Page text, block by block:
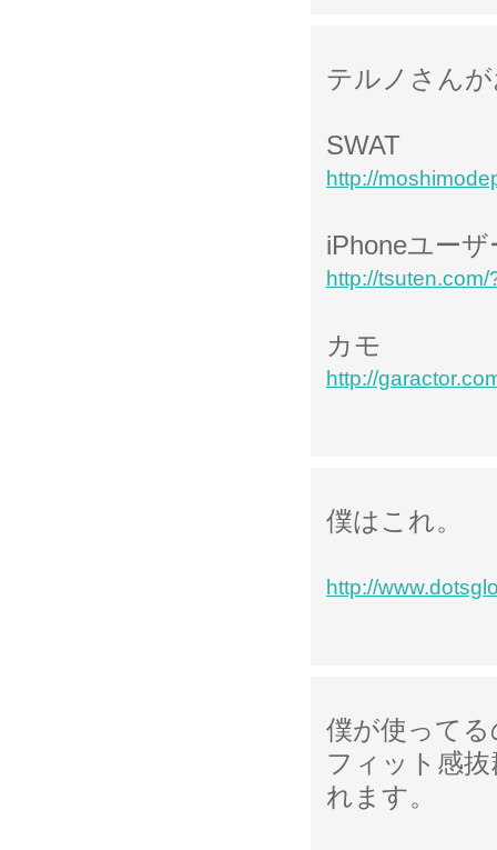
テルノさん
SWAT
http://
iPhoneユーザ
http://
カモ
http://
僕はこれ。
http://
僕が使って
フィット感
れます。